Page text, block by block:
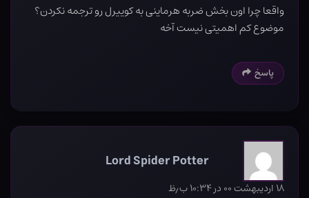
واقعا چرا اون بخش ضربه هرماینی به کوییرل رو ترجمه نکردن؟
موضوع کم اهمیتی نیست آخه
پاسخ
Lord Spider Potter
۱۸ اردیبهشت ۰۰ در ۱۰:۳۴ ب٫ظ